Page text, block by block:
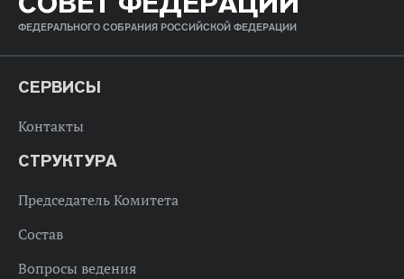
ФЕДЕРАЛЬНОГО СОБРАНИЯ РОССИЙСКОЙ ФЕДЕРАЦИИ
СЕРВИСЫ
Контакты
СТРУКТУРА
Председатель Комитета
Состав
Вопросы ведения